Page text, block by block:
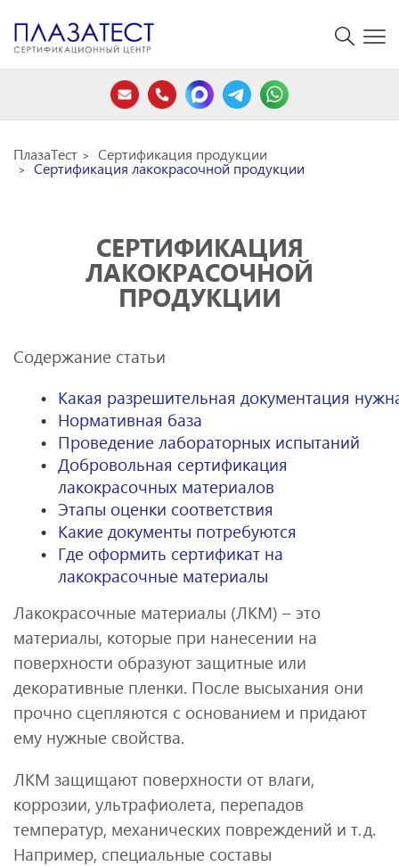
ПлазаТест Сертификация продукции
Сертификация лакокрасочной продукции
СЕРТИФИКАЦИЯ
ЛАКОКРАСОЧНОЙ
ПРОДУКЦИИ
Содержание статьи
Какая разрешительная документация
Нормативная база
Проведение лабораторных испытаний
Добровольная сертификация
лакокрасочных материалов
Этапы оценки соответствия
Какие документы потребуются
Где оформить сертификат на
лакокрасочные материалы
Лакокрасочные материалы (ЛКМ) – это
материалы, которые при нанесении на
поверхности образуют защитные или
декоративные пленки. После высыхания они
прочно сцепляются с основанием и придают
ему нужные свойства.
ЛКМ защищают поверхности от влаги,
коррозии, ультрафиолета, перепадов
температур, механических повреждений и т. д.
Например, специальные составы